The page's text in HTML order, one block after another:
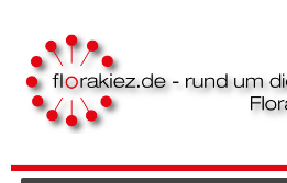
Skip to content